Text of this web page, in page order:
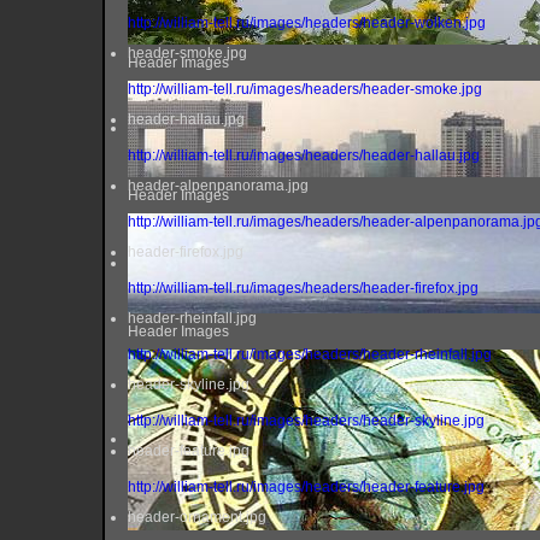
Header Images
Header Images
Header Images
http://william-tell.ru/images/headers/header-wolken.jpg
header-smoke.jpg
http://william-tell.ru/images/headers/header-smoke.jpg
header-hallau.jpg
http://william-tell.ru/images/headers/header-hallau.jpg
header-alpenpanorama.jpg
http://william-tell.ru/images/headers/header-
header-firefox.jpg
http://william-tell.ru/images/headers/header-firefox.jpg
header-rheinfall.jpg
http://william-tell.ru/images/headers/header-rheinfall.jpg
header-skyline.jpg
http://william-tell.ru/images/headers/header-skyline.jpg
header-feature.jpg
http://william-tell.ru/images/headers/header-feature.jpg
header-ornament.jpg